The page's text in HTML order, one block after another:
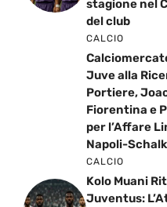
stagione nel
del club
CALCIO
Juve alla
Portiere,
Fiorentina e
per l’Affare
Napoli-
CALCIO
Kolo Muani
Juventus: